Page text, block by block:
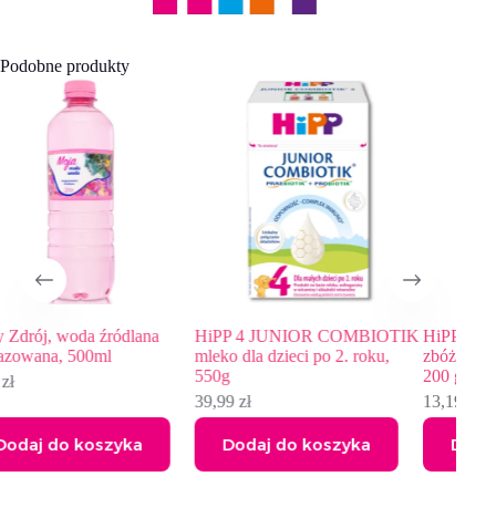
Podobne produkty
źródlana
HiPP 4 JUNIOR COMBIOTIK
mleko dla dzieci po 2. roku,
Dodaj do koszyka
HiPP BIO od pokoleń,
zbóż z bananami, od
Dodaj do